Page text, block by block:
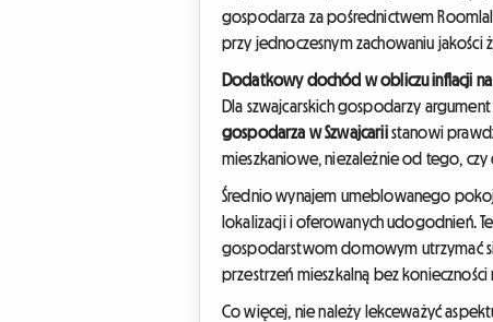
gospodarza za pośrednictwem
przy jednoczesnym zachowaniu jakości
Dodatkowy dochód w obliczu inflacji
Dla szwajcarskich gospodarzy
gospodarza w Szwajcariistanowi
mieszkaniowe, niezależnie od tego, czy
Średnio wynajem umeblowanego
lokalizacji i oferowanych udogodnień.
gospodarstwom domowym utrzymać
przestrzeń mieszkalną bez
Co więcej, nie należy lekceważyć